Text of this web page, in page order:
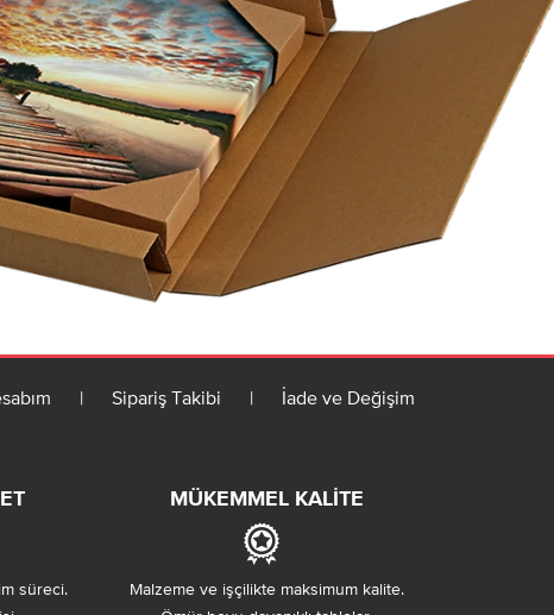
| Sipariş Takibi | İade ve Değişim
süreci.
MÜKEMMEL KALITE
Malzeme ve işçilikte maksimum kalite.